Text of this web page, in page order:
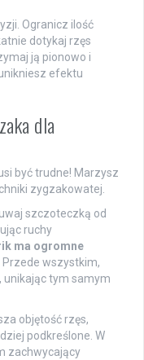
Ogranicz ilość
dotykaj rzęs
ją pionowo i
efektu
dla
być trudne! Marzysz
zygzakowatej.
szczoteczką od
ruchy
ma ogromne
Przede wszystkim,
unikając tym samym
objętość rzęs,
podkreślone. W
zachwycający